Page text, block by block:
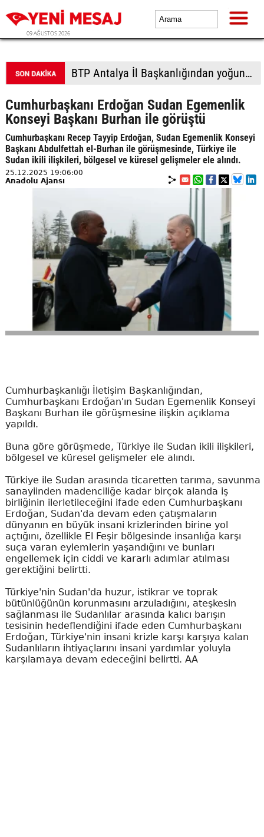
09 AĞUSTOS 2026
BTP Gaziantep teşkilatından taziye ziyareti: Cevizli köyü halkıyla buluşma
Cumhurbaşkanı Erdoğan Sudan Egemenlik
Konseyi Başkanı Burhan ile görüştü
Cumhurbaşkanı Recep Tayyip Erdoğan, Sudan Egemenlik Konseyi
Başkanı Abdulfettah el-Burhan ile görüşmesinde, Türkiye ile
Sudan ikili ilişkileri, bölgesel ve küresel gelişmeler ele alındı.
25.12.2025 19:06:00
Anadolu Ajansı
Cumhurbaşkanlığı İletişim Başkanlığından,
Cumhurbaşkanı Erdoğan'ın Sudan Egemenlik Konseyi
Başkanı Burhan ile görüşmesine ilişkin açıklama
yapıldı.
Buna göre görüşmede, Türkiye ile Sudan ikili ilişkileri,
bölgesel ve küresel gelişmeler ele alındı.
Türkiye ile Sudan arasında ticaretten tarıma, savunma
sanayiinden madenciliğe kadar birçok alanda iş
birliğinin ilerletileceğini ifade eden Cumhurbaşkanı
Erdoğan, Sudan'da devam eden çatışmaların
dünyanın en büyük insani krizlerinden birine yol
açtığını, özellikle El Feşir bölgesinde insanlığa karşı
suça varan eylemlerin yaşandığını ve bunları
engellemek için ciddi ve kararlı adımlar atılması
gerektiğini belirtti.
Türkiye'nin Sudan'da huzur, istikrar ve toprak
bütünlüğünün korunmasını arzuladığını, ateşkesin
sağlanması ile Sudanlılar arasında kalıcı barışın
tesisinin hedeflendiğini ifade eden Cumhurbaşkanı
Erdoğan, Türkiye'nin insani krizle karşı karşıya kalan
Sudanlıların ihtiyaçlarını insani yardımlar yoluyla
karşılamaya devam edeceğini belirtti. AA